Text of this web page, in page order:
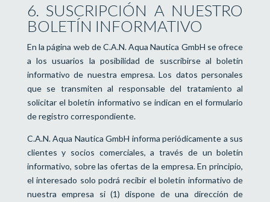
6. SUSCRIPCIÓN A NUESTRO
BOLETÍN INFORMATIVO
En la página web de C.A.N. Aqua Nautica GmbH se ofrece
a los usuarios la posibilidad de suscribirse al boletín
informativo de nuestra empresa. Los datos personales
que se transmiten al responsable del tratamiento al
solicitar el boletín informativo se indican en el formulario
de registro correspondiente.
C.A.N. Aqua Nautica GmbH informa periódicamente a sus
clientes y socios comerciales, a través de un boletín
informativo, sobre las ofertas de la empresa. En principio,
el interesado solo podrá recibir el boletín informativo de
nuestra empresa si (1) dispone de una dirección de